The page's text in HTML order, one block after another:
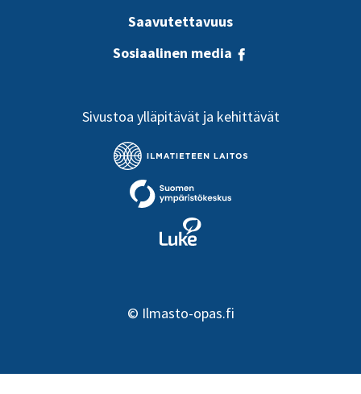
Saavutettavuus
Sosiaalinen media
Sivustoa ylläpitävät ja kehittävät
© Ilmasto-opas.fi